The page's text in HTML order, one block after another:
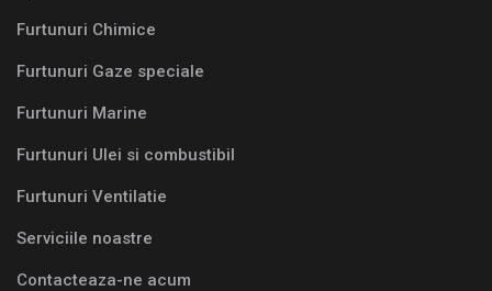
Furtunuri Chimice
Furtunuri Gaze speciale
Furtunuri Marine
Furtunuri Ulei si combustibil
Furtunuri Ventilatie
Serviciile noastre
Contacteaza-ne acum